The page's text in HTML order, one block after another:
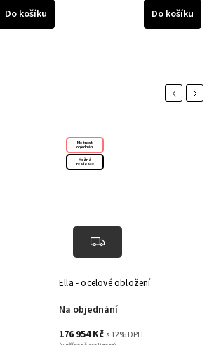
Do košíku Do košíku
Previous
Možnost
objednání
Možná
realizace
Ella - ocelové obložení
Na objednání
176 954 Kč s 12% DPH
Next